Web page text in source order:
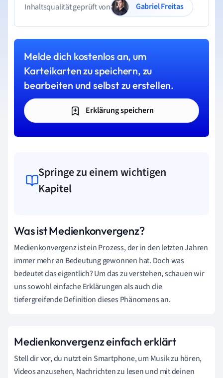
Inhaltsqualität geprüft von
Gabriel Freitas
Melde dich kostenlos an, um
Karteikarten zu speichern, zu
bearbeiten und selbst zu erstellen.
Erklärung speichern
Springe zu einem wichtigen
Kapitel
Was ist Medienkonvergenz?
Medienkonvergenz ist ein Prozess, der in den letzten Jahren
immer mehr an Bedeutung gewonnen hat. Doch was
bedeutet das eigentlich? Um das zu verstehen, schauen wir
uns sowohl einfache Erklärungen als auch die
tiefergreifende Definition dieses Phänomens an.
Medienkonvergenz einfach erklärt
Stell dir vor, du nutzt ein Smartphone, um Musik zu hören,
Videos anzusehen, Nachrichten zu lesen und mit deinen